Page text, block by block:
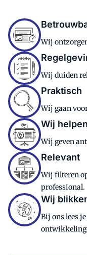
Wij
Wij duiden
Praktisch
Wij gaan
Wij helpen
Wij geven
Relevant
Wij filteren
professional.
Wij
Bij ons lees